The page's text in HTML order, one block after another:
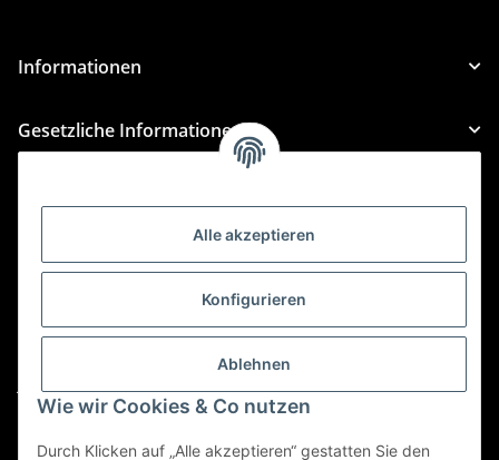
Alle akzeptieren
Konfigurieren
Ablehnen
Wie wir Cookies & Co nutzen
Durch Klicken auf „Alle akzeptieren“ gestatten Sie den
Informationen
Gesetzliche Informationen
Für Custom Anfragen und Custom Bestellungen auch
custom@htr-shop.com
Für Trikot-Anfragen und Bestellungen
teamwear@htr-shop.com